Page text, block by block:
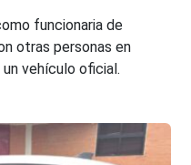
funcionaria de
otras personas en
vehículo oficial.